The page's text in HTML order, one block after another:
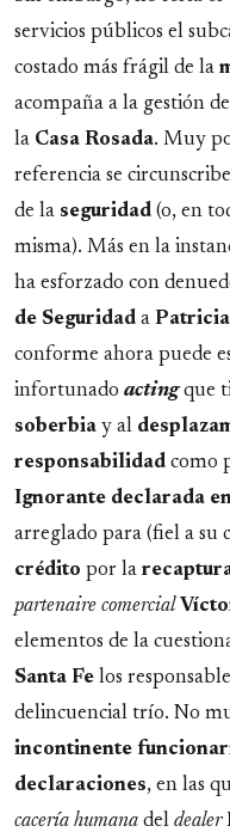
servicios públicos el
costado más frágil de la
acompaña a la gestión
la Casa Rosada. Muy
referencia se
de la seguridad (o, en
misma). Más en la
ha esforzado con
de Seguridad a
conforme ahora puede
infortunado actingque
soberbia y al
responsabilidad como
Ignorante declarada
arreglado para (fiel a su
crédito por la
partenaire comercial
elementos de la
Santa Fe los
delincuencial trío. No
incontinente
declaraciones, en las
cacería humana del dealer